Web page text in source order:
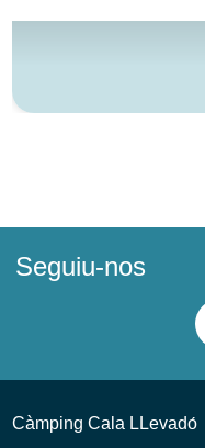
Seguiu-nos
Càmping Cala LLevadо́